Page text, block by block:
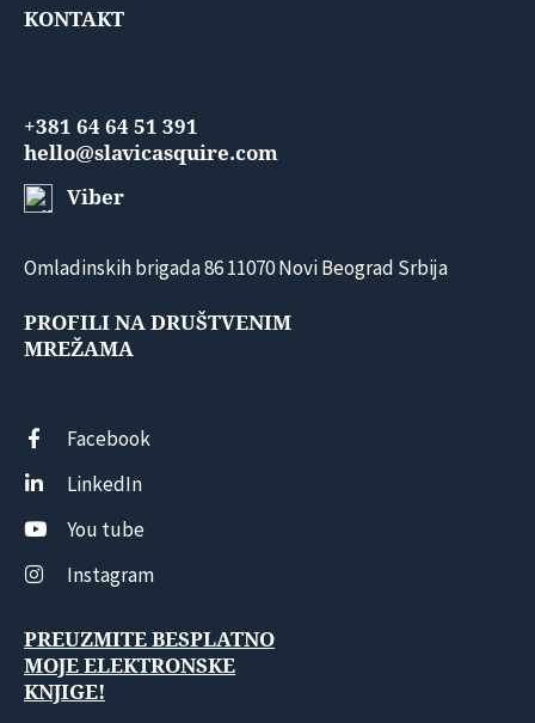
KONTAKT
+381 64 64 51 391
hello@slavicasquire.com
Viber
Omladinskih brigada 86 11070 Novi Beograd Srbija
PROFILI NA DRUŠTVENIM
MREŽAMA
Facebook
LinkedIn
You tube
Instagram
PREUZMITE BESPLATNO
MOJE ELEKTRONSKE
KNJIGE!